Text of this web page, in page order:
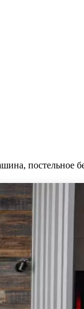
постельное